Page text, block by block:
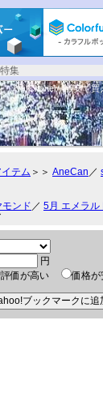
集
Chanelが激安で買
テム ＞＞ AneCan ／
ンド ／ 5月 エメラル
円
評価が高い 価格